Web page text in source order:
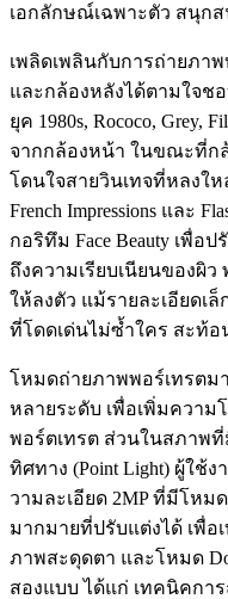
เอกลักษณ์เฉพาะตัว สนุกส
เพลิดเพลินกับการถ่ายภา
และกล้องหลังได้ตามใจชอ
ยุค 1980s, Rococo, Grey,
จากกล้องหน้า ในขณะที่ก
โดนใจสายวินเทจที่หลงใ
French Impressions และ
กอริทึม Face Beauty เพื่
ถึงความเรียบเนียนของผิ
ให้ลงตัว แม้รายละเอียดเ
ที่โดดเด่นไม่ซ้ำใคร สะท้
โหมดถ่ายภาพพอร์เทรตม
หลายระดับ เพื่อเพิ่มควา
พอร์ตเทรต ส่วนในสภาพ
ทิศทาง (Point Light) ผู้ใช้
วามละเอียด 2MP ที่มีโหมด
มากมายที่ปรับแต่งได้ เพื่
ภาพสะดุดตา และโหมด
สองแบบ ได้แก่ เทคนิคการ